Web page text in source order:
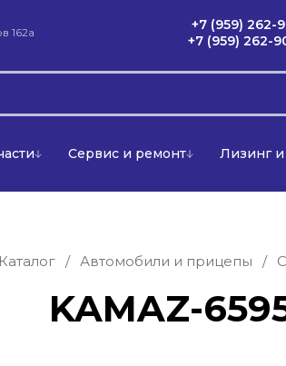
162а
+7 (959) 262-
+7 (959) 262-
Сервис и ремонт Лизинг
Каталог / Автомобили и прицепы /
KAMAZ-